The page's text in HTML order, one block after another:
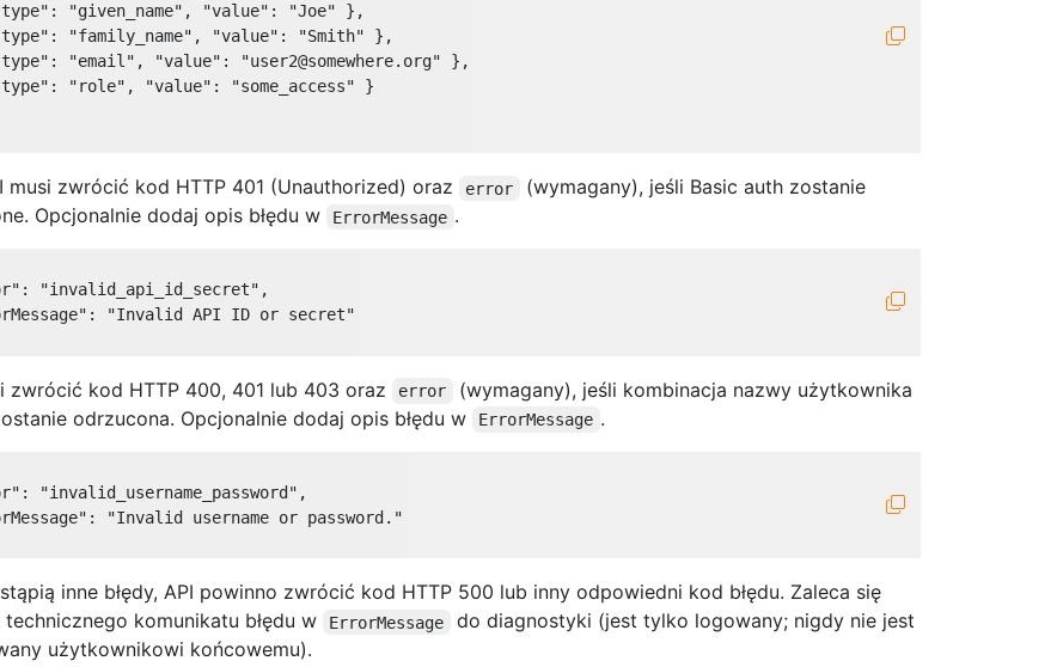
: "given_name" , "value" : "Joe" },
: "family_name" , "value" : "Smith" },
: "email" , "value" : "user2@somewhere.org" },
: "role" , "value" : "some_access" }
musi zwrócić kod HTTP 401 (Unauthorized) oraz error
(wymagany), jeśli Basic auth zostanie
Opcjonalnie dodaj opis błędu w
ErrorMessage .
: "invalid_api_id_secret" ,
:
"Invalid API ID or secret"
zwrócić kod HTTP 400, 401 lub 403 oraz error
(wymagany), jeśli kombinacja nazwy użytkownika
odrzucona. Opcjonalnie dodaj opis błędu w
ErrorMessage .
: "invalid_username_password" ,
:
"Invalid username or password."
inne błędy, API powinno zwrócić kod HTTP 500 lub inny odpowiedni kod błędu. Zaleca się
komunikatu błędu w
ErrorMessage
do diagnostyki (jest tylko logowany; nigdy nie jest
użytkownikowi końcowemu).